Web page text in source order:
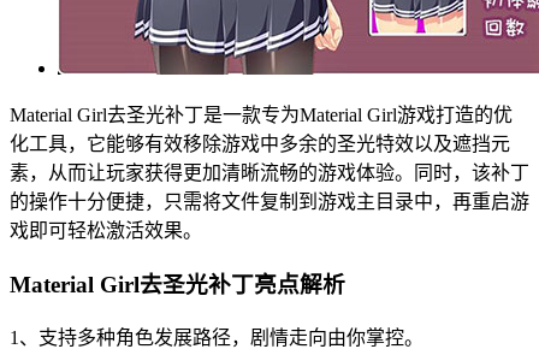
Material Girl去圣光补丁是一款专为Material Girl游戏打造的优
化工具，它能够有效移除游戏中多余的圣光特效以及遮挡元
素，从而让玩家获得更加清晰流畅的游戏体验。同时，该补丁
的操作十分便捷，只需将文件复制到游戏主目录中，再重启游
戏即可轻松激活效果。
Material Girl去圣光补丁亮点解析
1、支持多种角色发展路径，剧情走向由你掌控。